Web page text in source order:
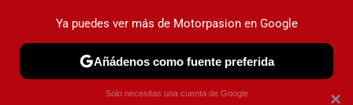
PRUEBAS COCHES ELÉCTRICOS OBSERVATORIO
×
Ya puedes ver más de Motorpasion en Google
Añádenos como fuente preferida
Solo necesitas una cuenta de Google